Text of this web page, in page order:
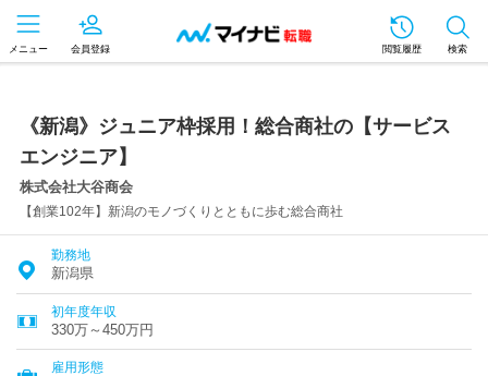
メニュー 会員登録 閲覧履歴 検索
《新潟》ジュニア枠採用！総合商社の【サービス
エンジニア】
株式会社大谷商会
【創業102年】新潟のモノづくりとともに歩む総合商社
勤務地
新潟県
初年度年収
330万～450万円
雇用形態